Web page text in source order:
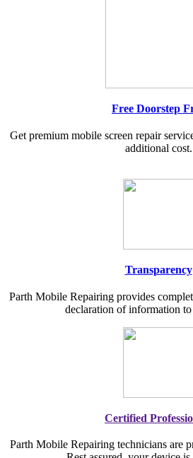
Free Doorstep
Get premium mobile screen repair
additional cost.
Transparency
Parth Mobile Repairing provides
declaration of information to
Certified
Parth Mobile Repairing technicians are